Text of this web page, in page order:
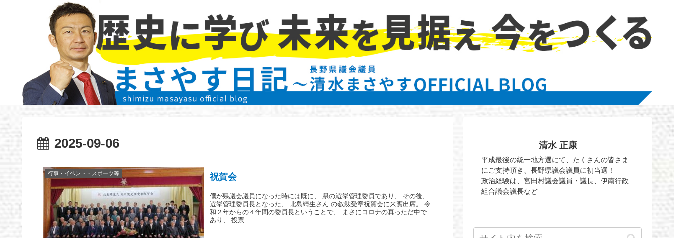
2025-09-06
行事・イベント・スポーツ等 祝賀会
僕が県議会議員になった時には既に、 県の選挙管理委員であり、 その後、
選挙管理委員長となった、 北島靖生さん の叙勲受章祝賀会に来賓出席。 令
和２年からの４年間の委員長ということで、 まさにコロナの真っただ中で
あり、 投票...
清水 正康
平成最後の統一地方選にて、たくさんの皆さま
にご支持頂き、長野県議会議員に初当選！
政治経験は、宮田村議会議員・議長、伊南行政
組合議会議長など